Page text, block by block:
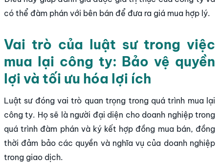
có thể đàm phán với bên bán để đưa ra giá mua hợp lý.
Vai trò của luật sư trong việc
mua lại công ty: Bảo vệ quyền
lợi và tối ưu hóa lợi ích
Luật sư đóng vai trò quan trọng trong quá trình mua lại
công ty. Họ sẽ là người đại diện cho doanh nghiệp trong
quá trình đàm phán và ký kết hợp đồng mua bán, đồng
thời đảm bảo các quyền và nghĩa vụ của doanh nghiệp
trong giao dịch.